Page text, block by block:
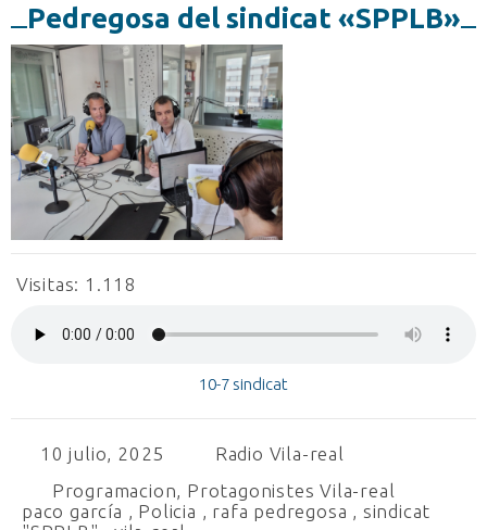
Pedregosa del sindicat «SPPLB»
Visitas: 1.118
10-7 sindicat
10 julio, 2025
Radio Vila-real
Programacion
Protagonistes Vila-real
paco garcía
Policia rafa pedregosa
sindicat